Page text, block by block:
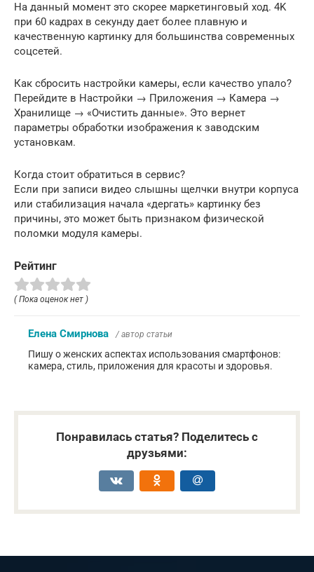
На данный момент это скорее маркетинговый ход. 4K
при 60 кадрах в секунду дает более плавную и
качественную картинку для большинства современных
соцсетей.
Как сбросить настройки камеры, если качество упало?
Перейдите в Настройки → Приложения → Камера →
Хранилище → «Очистить данные». Это вернет
параметры обработки изображения к заводским
установкам.
Когда стоит обратиться в сервис?
Если при записи видео слышны щелчки внутри корпуса
или стабилизация начала «дергать» картинку без
причины, это может быть признаком физической
поломки модуля камеры.
Рейтинг
( Пока оценок нет )
Елена Смирнова / автор статьи
Пишу о женских аспектах использования смартфонов:
камера, стиль, приложения для красоты и здоровья.
Понравилась статья? Поделитесь с
друзьями: